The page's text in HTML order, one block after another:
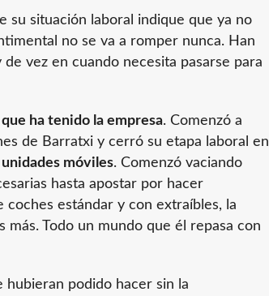
su situación laboral indique que ya no
no se va a romper nunca. Han
vez en cuando necesita pasarse para
ha tenido la empresa. Comenzó a
de Barratxi y cerró su etapa laboral en
móviles. Comenzó vaciando
hasta apostar por hacer
estándar y con extraíbles, la
Todo un mundo que él repasa con
hubieran podido hacer sin la